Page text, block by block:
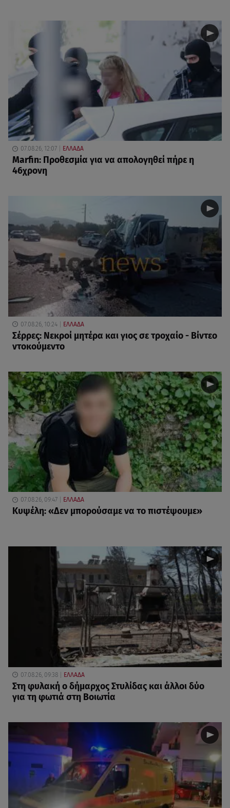
07.08.26, 12:07 ΕΛΛΑΔΑ
Marfin: Προθεσμία για να απολογηθεί πήρε η
46χρονη
07.08.26, 10:24 ΕΛΛΑΔΑ
Σέρρες: Νεκροί μητέρα και γιος σε τροχαίο - Βίντεο
ντοκούμεντο
07.08.26, 09:47 ΕΛΛΑΔΑ
Κυψέλη: «Δεν μπορούσαμε να το πιστέψουμε»
07.08.26, 09:38 ΕΛΛΑΔΑ
Στη φυλακή ο δήμαρχος Στυλίδας και άλλοι δύο
για τη φωτιά στη Βοιωτία